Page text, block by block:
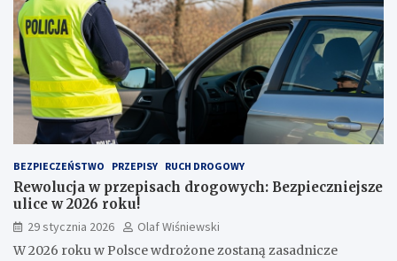
BEZPIECZEŃSTWO PRZEPISY RUCH DROGOWY
Rewolucja w przepisach drogowych: Bezpieczniejsze
ulice w 2026 roku!
29 stycznia 2026
Olaf Wiśniewski
W 2026 roku w Polsce wdrożone zostaną zasadnicze